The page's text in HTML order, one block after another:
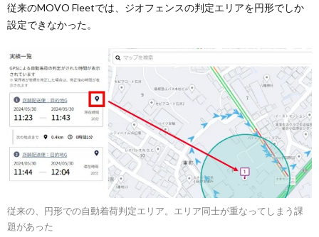
従来のMOVO Fleetでは、ジオフェンスの判定エリアを円形でしか
設定できなかった。
従来の、円形での自動着荷判定エリア。エリア同士が重なってしまう課
題があった